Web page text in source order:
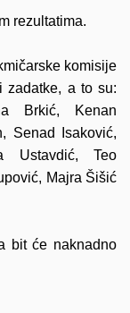
rezultatima.
komisije
zadatke, a to su:
Brkić, Kenan
Senad Isaković,
Ustavdić, Teo
Majra Šišić
bit će naknadno